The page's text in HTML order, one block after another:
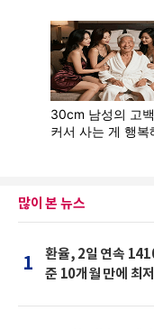
많이 본 뉴스
1
환율, 2일 연속
준 10개월 만에 최저